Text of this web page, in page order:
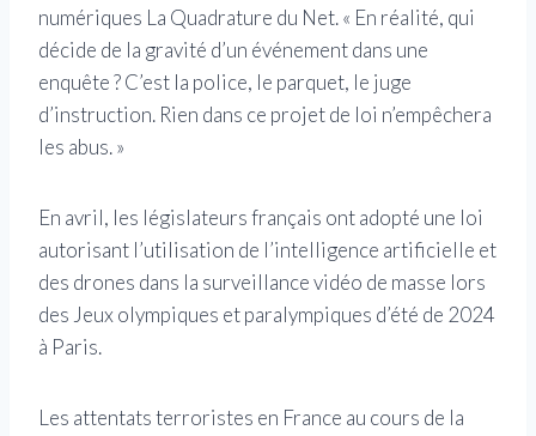
numériques La Quadrature du Net. « En réalité, qui
décide de la gravité d’un événement dans une
enquête ? C’est la police, le parquet, le juge
d’instruction. Rien dans ce projet de loi n’empêchera
les abus. »
En avril, les législateurs français ont adopté une loi
autorisant l’utilisation de l’intelligence artificielle et
des drones dans la surveillance vidéo de masse lors
des Jeux olympiques et paralympiques d’été de 2024
à Paris.
Les attentats terroristes en France au cours de la